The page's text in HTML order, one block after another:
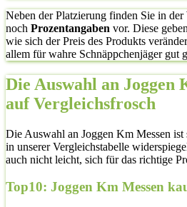
Neben der Platzierung finden Sie in der
noch Prozentangaben vor. Diese
wie sich der Preis des Produkts
allem für wahre Schnäppchenjäger gut
Die Auswahl an Joggen
auf Vergleichsfrosch
Die Auswahl an Joggen Km Messen ist
in unserer Vergleichstabelle
auch nicht leicht, sich für das richtige
Top10: Joggen Km Messen